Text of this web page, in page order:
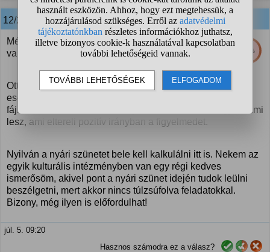
12/23 anonim válasza:
48%
Még talán a helyi önkormányzat honlapja is tud
valamilyen előremozdító információval szolgálni.
Ott helyben kell, hogy legyenek nemcsak közösségi
események, hanem közmeghallgatás is. Akármennyire
fájnak a veled történt események, bízzál benne, hogy valami
lesz, ami eltereli pozitív irányban a figyelmedet.
Nyilván a nyári szünetet bele kell kalkulálni itt is. Nekem az
egyik kulturális intézményben van egy régi kedves
ismerősöm, akivel pont a nyári szünet idején tudok leülni
beszélgetni, mert akkor nincs túlzsúfolva feladatokkal.
Bizony, még ilyen is előfordulhat!
júl. 5. 09:20
Hasznos számodra ez a válasz?